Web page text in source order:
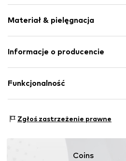
Okrągły dekolt
Hafty
Szwy w jednym odcieniu
Długość rękawa: 1/4 ramienia
Długość: Długość normalna
Krój: Luźny krój
Materiał & pielęgnacja
Materiał: 100% Bawełna
Informacje o producencie
Zielstattstrasse 40
DE
Funkcjonalność
Zgłoś zastrzeżenie prawne
Coins